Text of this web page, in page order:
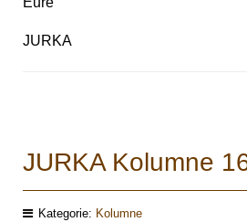
JURKA
JURKA Kolumne
Kategorie: Kolumne